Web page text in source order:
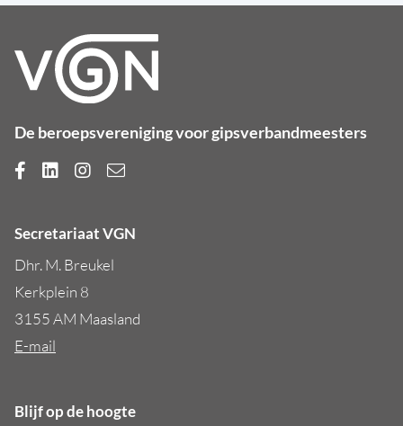
De beroepsvereniging voor gipsverbandmeesters
Secretariaat VGN
Dhr. M. Breukel
Kerkplein 8
3155 AM Maasland
E-mail
Blijf op de hoogte